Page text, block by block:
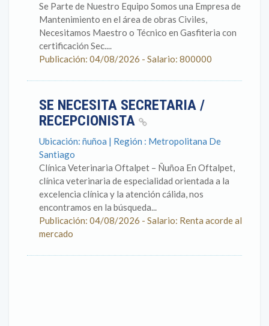
Se Parte de Nuestro Equipo Somos una Empresa de
Mantenimiento en el área de obras Civiles,
Necesitamos Maestro o Técnico en Gasfiteria con
certificación Sec....
Publicación: 04/08/2026 - Salario: 800000
SE NECESITA SECRETARIA /
RECEPCIONISTA
Ubicación: ñuñoa | Región : Metropolitana De
Santiago
Clínica Veterinaria Oftalpet – Ñuñoa En Oftalpet,
clínica veterinaria de especialidad orientada a la
excelencia clínica y la atención cálida, nos
encontramos en la búsqueda...
Publicación: 04/08/2026 - Salario: Renta acorde al
mercado